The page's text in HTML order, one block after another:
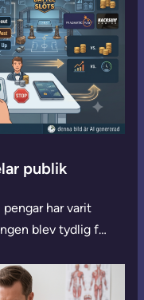
publik
har varit
blev tydlig f…